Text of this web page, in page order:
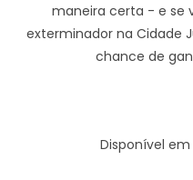
maneira certa - e se
exterminador na Cidade
chance de
Disponível